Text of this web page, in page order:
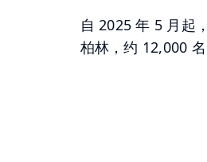
自 2025 年 5 月起
柏林，约 12,000